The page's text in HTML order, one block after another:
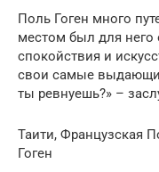
Поль Гоген много
местом был для него
спокойствия и
свои самые
ты ревнуешь?» –
Таити, Французская
Гоген